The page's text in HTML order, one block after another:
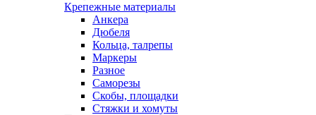
Крепежные материалы
Анкера
Дюбеля
Кольца, талрепы
Маркеры
Разное
Саморезы
Скобы, площадки
Стяжки и хомуты